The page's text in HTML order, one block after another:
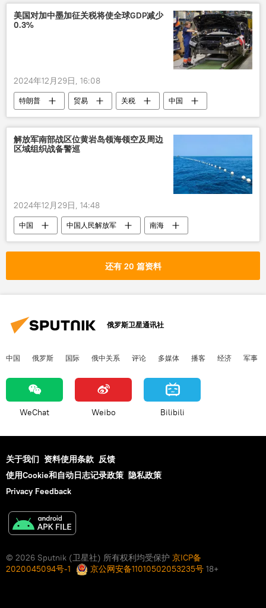
美国对加中墨加征关税将使全球GDP减少
0.3%
2024年12月29日, 16:08
特朗普 贸易 关税 中国
解放军南部战区位黄岩岛领海领空及周边
区域组织战备警巡
2024年12月29日, 14:48
中国 中国人民解放军 南海
还有 20 篇资料
俄罗斯卫星通讯社
中国 俄罗斯 国际 俄中关系 评论 多媒体 播客 经济 军事
WeChat Weibo Bilibili
关于我们 资料使用条款 反馈
使用Cookie和自动日志记录政策 隐私政策
Privacy Feedback
© 2026 Sputnik (卫星社) 所有权利均受保护 京ICP备
2020045094号-1
京公网安备11010502053235号 18+